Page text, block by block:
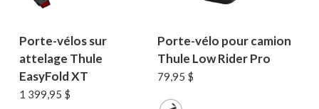
Porte-vélos sur
attelage Thule
EasyFold XT
1 399,95 $
Porte-vélo pour camion
Thule Low Rider Pro
79,95 $